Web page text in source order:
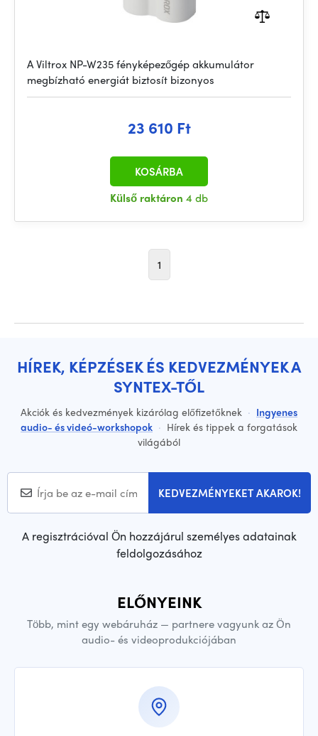
A Viltrox NP-W235 fényképezőgép akkumulátor
megbízható energiát biztosít bizonyos
23 610 Ft
Külső raktáron 4 db
KOSÁRBA
1
HÍREK, KÉPZÉSEK ÉS KEDVEZMÉNYEK A
SYNTEX-TŐL
Akciók és kedvezmények kizárólag előfizetőknek · Ingyenes
audio- és videó-workshopok · Hírek és tippek a forgatások
világából
KEDVEZMÉNYEKET AKAROK!
A regisztrációval Ön hozzájárul személyes adatainak
feldolgozásához
ELŐNYEINK
Több, mint egy webáruház — partnere vagyunk az Ön
audio- és videoprodukciójában